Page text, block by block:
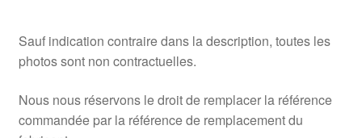
Sauf indication contraire dans la description, toutes les
photos sont non contractuelles.
Nous nous réservons le droit de remplacer la référence
commandée par la référence de remplacement du